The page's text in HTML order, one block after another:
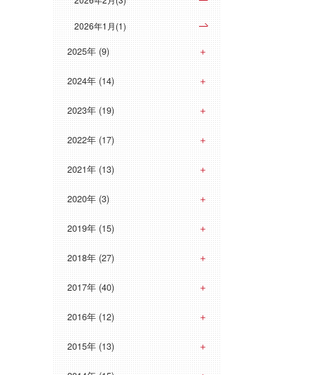
2026年1月(1)
2025年 (9)
2024年 (14)
2023年 (19)
2022年 (17)
2021年 (13)
2020年 (3)
2019年 (15)
2018年 (27)
2017年 (40)
2016年 (12)
2015年 (13)